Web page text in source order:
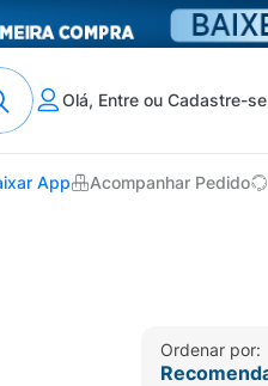
Olá, Entre ou Cadastre-se
App Acompanhar Pedido
Ordenar por: